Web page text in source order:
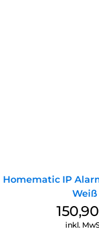
Homematic IP
Weiß
inkl.